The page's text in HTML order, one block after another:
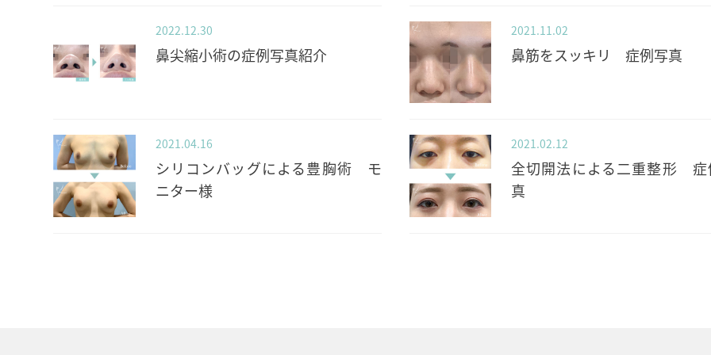
2022.12.30
鼻尖縮小術の症例写真紹介
2021.11.02
鼻筋をスッキリ 症例写真
2021.04.16
シリコンバッグによる豊胸術 モ
ニター様
2021.02.12
全切開法による二重整形 症
真